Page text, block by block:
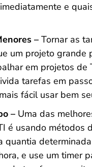
e
– Tornar as
um projeto grande
em projetos de
tarefas em
fácil usar bem
– Uma das
é usando métodos
quantia
e use um timer